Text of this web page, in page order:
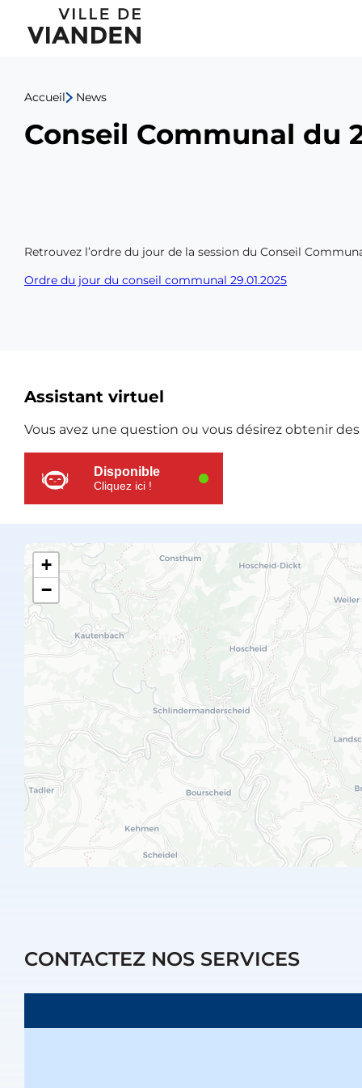
Menu
navigation
principal
Accueil News
Conseil Communal du
Retrouvez l’ordre du jour de la session du Conseil
Ordre du jour du conseil communal 29.01.2025
Ressources
supplémentaires
Assistant virtuel
Vous avez une question ou vous désirez obtenir
Disponible
Cliquez ici !
+
−
CONTACTEZ NOS SERVICES